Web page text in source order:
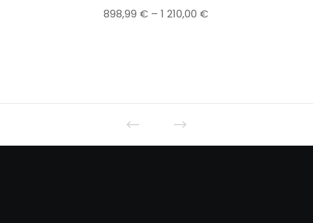
898,99€ –1 210,00€